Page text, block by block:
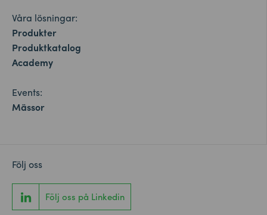
Våra lösningar:
Produkter
Produktkatalog
Academy
Events:
Mässor
Följ oss
Följ oss på Linkedin